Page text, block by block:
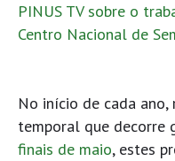
PINUS TV sobre o
Centro Nacional de
No início de cada
temporal que decorre
finais de maio, estes